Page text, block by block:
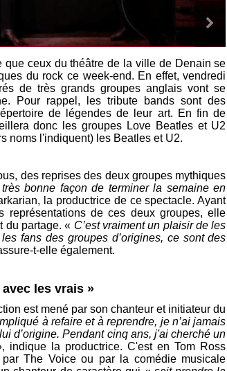
ceux du théâtre de la ville de Denain se
du rock ce week-end. En effet, vendredi
de très grands groupes anglais vont se
. Pour rappel, les tribute bands sont des
de légendes de leur art. En fin de
donc
les groupes Love Beatles et U2
noms l'indiquent) les Beatles et U2.
des reprises des deux groupes mythiques
très bonne façon de terminer la semaine en
, la productrice de ce spectacle. Ayant
représentations de ces deux groupes, elle
du partage. « C’est vraiment un plaisir de les
fans des groupes d’origines, ce sont des
t-elle également.
avec les vrais »
est mené par son chanteur et initiateur du
à refaire et à reprendre, je n’ai jamais
d’origine. Pendant cinq ans, j'ai cherché un
indique la productrice. C'est en Tom Ross
The Voiceou par la comédie musicale